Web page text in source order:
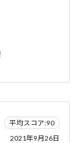
平均スコア:90
2021年9月26日